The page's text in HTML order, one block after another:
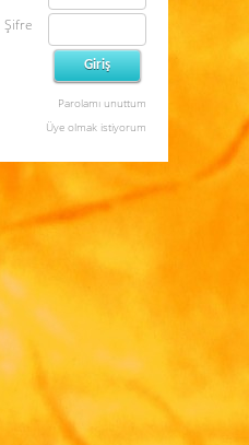
Şifre
Parolamı unuttum
Üye olmak istiyorum